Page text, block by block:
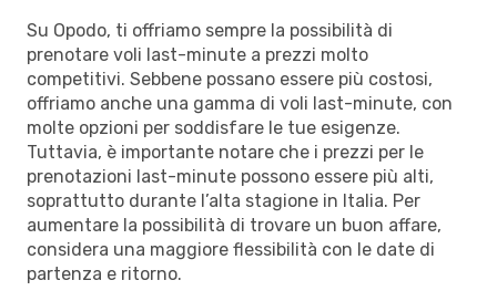
Su Opodo, ti offriamo sempre la possibilità di
prenotare voli last-minute a prezzi molto
competitivi. Sebbene possano essere più costosi,
offriamo anche una gamma di voli last-minute, con
molte opzioni per soddisfare le tue esigenze.
Tuttavia, è importante notare che i prezzi per le
prenotazioni last-minute possono essere più alti,
soprattutto durante l’alta stagione in Italia. Per
aumentare la possibilità di trovare un buon affare,
considera una maggiore flessibilità con le date di
partenza e ritorno.